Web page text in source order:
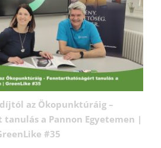
az Ökopunktúráig –
a Pannon Egyetemen |
#35